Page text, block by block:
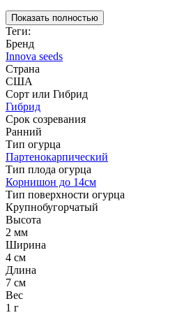
Показать полностью
Теги:
Бренд
Innova seeds
Страна
США
Сорт или Гибрид
Гибрид
Срок созревания
Ранний
Тип огурца
Партенокарпический
Тип плода огурца
Корнишон до 14см
Тип поверхности огурца
Крупнобугорчатый
Высота
2 мм
Ширина
4 см
Длина
7 см
Вес
1 г